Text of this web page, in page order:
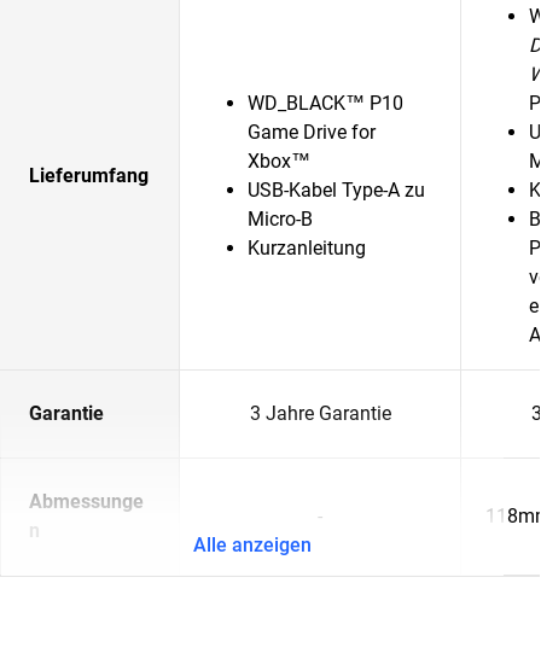
Lieferumfang
WD_BLACK™ P10
Game Drive for
Xbox™
USB-Kabel Type-A zu
Micro-B
Kurzanleitung
Garantie 3 Jahre Garantie
Abmessunge
n
-
Alle anzeigen